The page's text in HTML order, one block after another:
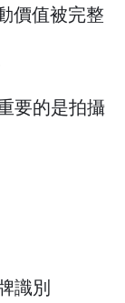
價值被完整
要的是拍攝
識別